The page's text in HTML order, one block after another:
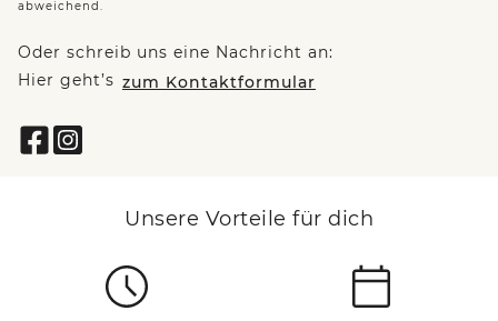
abweichend.
Oder schreib uns eine Nachricht an:
Hier geht’s zum Kontaktformular
Unsere Vorteile für dich